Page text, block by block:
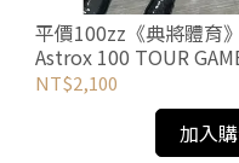
平價100zz《典將體育
Astrox 100 TOUR
NT$2,100
加入